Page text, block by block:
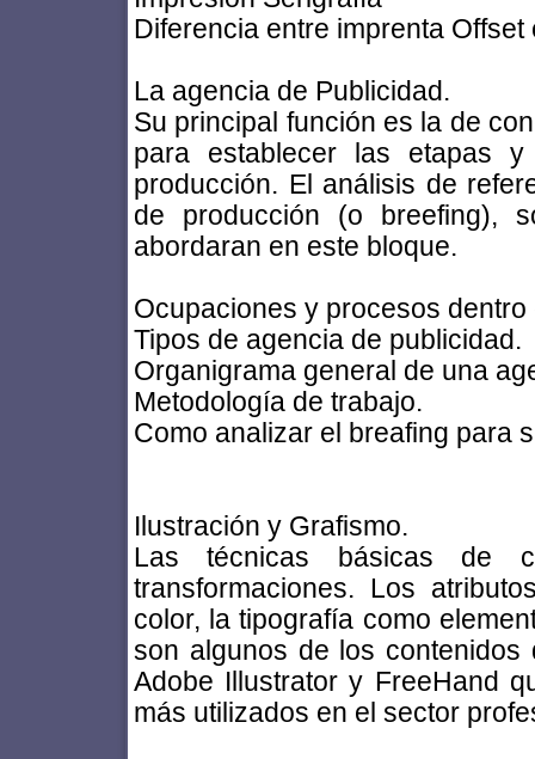
Diferencia entre imprenta Offset
La agencia de Publicidad.
Su principal función es la de
para establecer las etapas
producción. El análisis de
de producción (o breefing),
abordaran en este bloque.
Ocupaciones y procesos
Tipos de agencia de publicidad.
Organigrama general de una
Metodología de trabajo.
Como analizar el breafing para
Ilustración y Grafismo.
Las técnicas básicas de
transformaciones. Los
color, la tipografía como
son algunos de los
Adobe Illustrator y FreeHand
más utilizados en el sector